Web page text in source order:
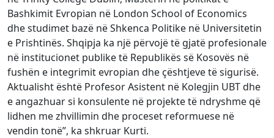
Bashkimit Evropian në London School of Economics
dhe studimet bazë në Shkenca Politike në Universitetin
e Prishtinës. Shqipja ka një përvojë të gjatë profesionale
në institucionet publike të Republikës së Kosovës në
fushën e integrimit evropian dhe çështjeve të sigurisë.
Aktualisht është Profesor Asistent në Kolegjin UBT dhe
e angazhuar si konsulente në projekte të ndryshme që
lidhen me zhvillimin dhe proceset reformuese në
vendin tonë”, ka shkruar Kurti.